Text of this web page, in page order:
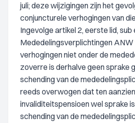
juli; deze wijzigingen zijn het
conjuncturele verhogingen van
Ingevolge artikel 2, eerste lid, sub
Mededelingsverplichtingen ANW
verhogingen niet onder de
zoverre is derhalve geen sprake
schending van de
reeds overwogen dat ten
invaliditeitspensioen wel sprake
schending van de